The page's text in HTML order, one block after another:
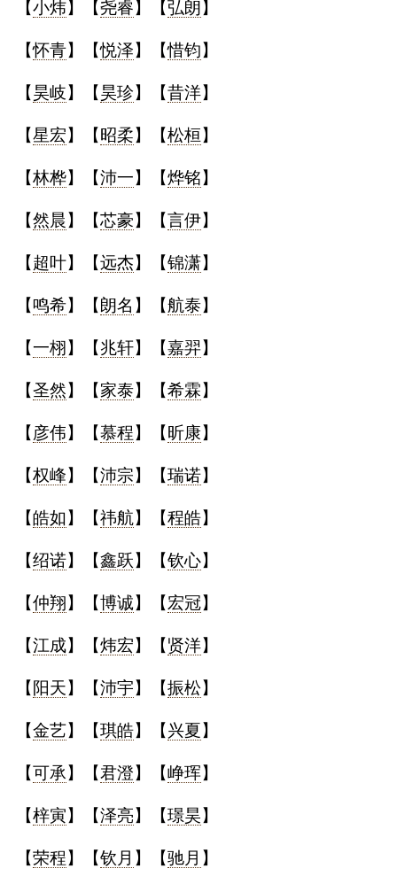
【小炜】【尧睿】【弘朗 】
【怀青】【悦泽】【惜钧】
【昊岐】【昊珍】【昔洋】
【星宏】【 昭柔】【松桓】
【林桦】【沛一】【烨铭】
【然晨】【芯豪】【言伊】
【超叶】【远杰】【锦潇】
【鸣希】【朗名 】【航泰】
【一栩 】【兆轩】【嘉羿】
【圣然】【家泰】【希霖】
【 彦伟】【慕程】【 昕康】
【权峰】【沛宗】【瑞诺】
【皓如 】【祎航】【程皓】
【绍诺】【鑫跃】【钦心】
【仲翔】【博诚】【宏冠】
【江成】【炜宏】【贤洋】
【 阳天】【沛宇】【振松】
【金艺】【琪皓】【兴夏 】
【可承】【君澄】【峥珲】
【梓寅】【泽亮】【璟昊】
【荣程】【钦月 】【驰月 】